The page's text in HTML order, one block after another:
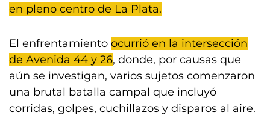
en pleno centro de La Plata.
El enfrentamiento ocurrió en la intersección
de Avenida 44 y 26, donde, por causas que
aún se investigan, varios sujetos comenzaron
una brutal batalla campal que incluyó
corridas, golpes, cuchillazos y disparos al aire.